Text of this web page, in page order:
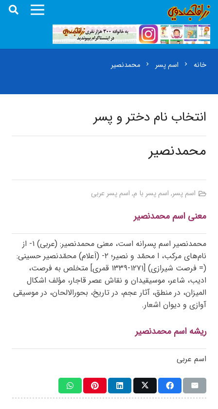
خانه chevron_right اسم پسر chevron_right محمدنصیر
انتخاب نام دختر و پسر
محمدنصیر
اسم پسر, اسم پسر با م, اسم پسر عربی
معنی اسم محمدنصیر
محمدنصیر اسم پسرانه است، معنی محمدنصیر: (عربی) ۱- از
نام‌های مرکب، ا محمّد و نصیر؛ ۲- (اَعلام) محمّدنصیر حسینی:
(= فرصت شیرازی) [۱۲۷۱-۱۳۳۹ قمری] متخلص به فرصت،
ادیب، شاعر، موسیقیدان و نقاش عصر قاجار، مؤلف اشکال
المیزان، در منطق، آثار عجم، در تاریخ، بحورالالحان، در موسیقی
آوازی و دیوان اشعار.
ریشه اسم محمدنصیر
اسم عربی